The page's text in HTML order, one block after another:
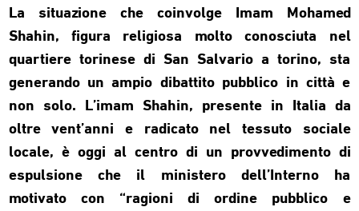
La situazione che coinvolge Imam Mohamed
Shahin, figura religiosa molto conosciuta nel
quartiere torinese di San Salvario a torino, sta
generando un ampio dibattito pubblico in città e
non solo. L’imam Shahin, presente in Italia da
oltre vent’anni e radicato nel tessuto sociale
locale, è oggi al centro di un provvedimento di
espulsione che il ministero dell’Interno ha
motivato con “ragioni di ordine pubblico e